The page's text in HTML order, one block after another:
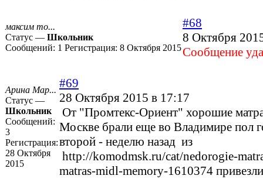
максим то...
Статус — Школьник
Сообщений: 1 Регистрация: 8 Октября 2015
#68
8 Октября
Cообщение
Арина Мар...
Статус —
Школьник
Сообщений:
3
Регистрация:
28 Октября
2015
#69
28 Октября 2015 в 17:17
От "Промтекс-Ориент" хорошие
Москве брали еще во Владимире пол
второй - неделю назад из
http://komodmsk.ru/cat/nedorogie-
matras-midl-memory-1610374